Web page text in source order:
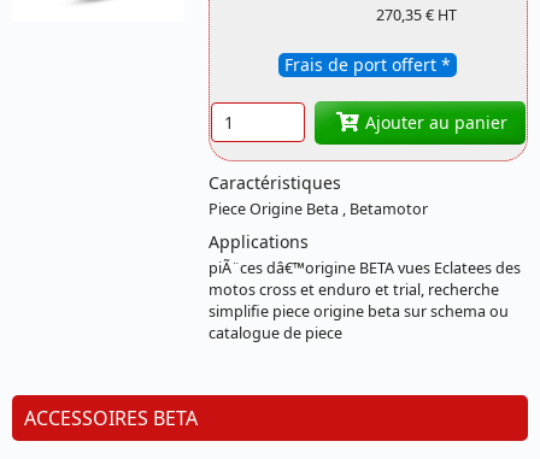
270,35 € HT
Frais de port offert *
Quantité Ajouter au panier
Caractéristiques
Piece Origine Beta , Betamotor
Applications
piÃ¨ces dâ€™origine BETA vues Eclatees des
motos cross et enduro et trial, recherche
simplifie piece origine beta sur schema ou
catalogue de piece
ACCESSOIRES BETA